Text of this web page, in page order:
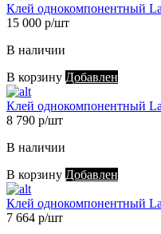
Клей однокомпонентный
15 000 р/шт
В наличии
В корзину Добавлен
Клей однокомпонентный
8 790 р/шт
В наличии
В корзину Добавлен
Клей однокомпонентный
7 664 р/шт